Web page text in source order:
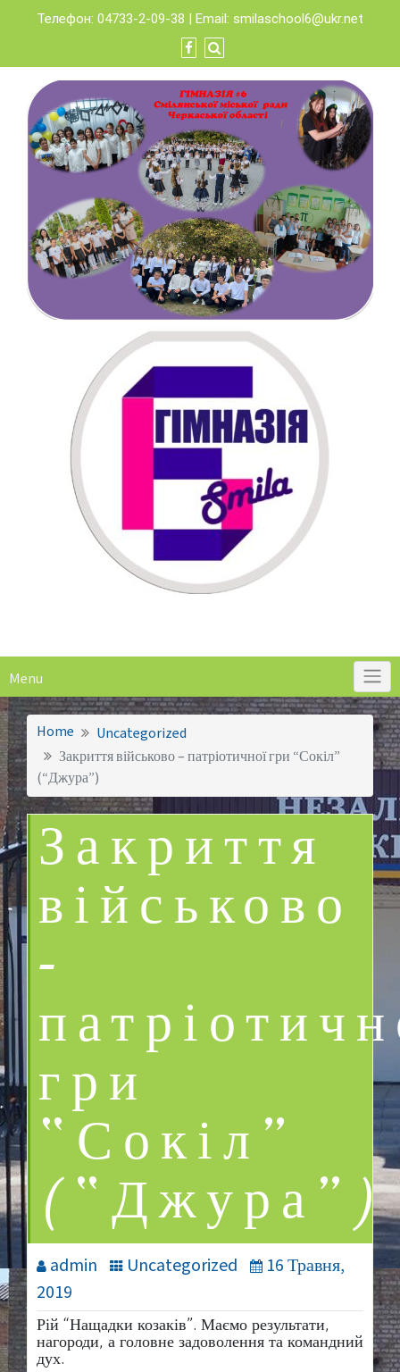
content
Телефон: 04733-2-09-38 | Email: smilaschool6@ukr.net
Menu
Home
Uncategorized
Закриття військово – патріотичної гри “Сокіл”
(“Джура”)
Закриття
військово
–
гри
“Сокіл”
(“Джура”)
admin Uncategorized
16 Травня,
2019
Рій “Нащадки козаків”. Маємо результати,
нагороди, а головне задоволення та командний
дух.